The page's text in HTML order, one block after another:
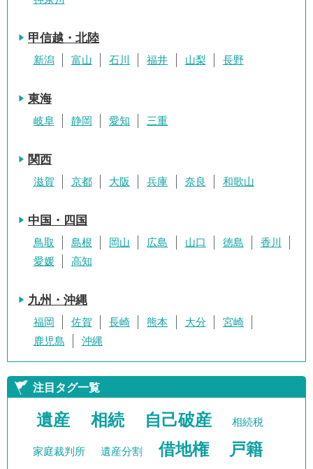
甲信越・北陸
新潟 富山 石川 福井 山梨 長野
東海
岐阜 静岡 愛知 三重
関西
滋賀 京都 大阪 兵庫 奈良 和歌山
中国・四国
鳥取 島根 岡山 広島 山口 徳島
香川
愛媛
高知
九州・沖縄
福岡 佐賀 長崎 熊本 大分
宮崎
鹿児島
沖縄
注目タグ一覧
遺産 相続 自己破産 相続税
家庭裁判所 遺産分割 借地権
戸籍